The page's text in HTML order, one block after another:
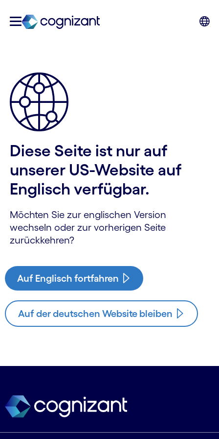
Diese Seite ist nur auf
unserer US-Website auf
Englisch verfügbar.
Möchten Sie zur englischen Version
wechseln oder zur vorherigen Seite
zurückkehren?
Auf Englisch fortfahren
Auf der deutschen Website bleiben